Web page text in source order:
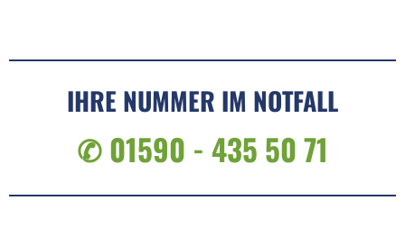
IHRE NUMMER IM NOTFALL
✆ 01590 - 435 50 71